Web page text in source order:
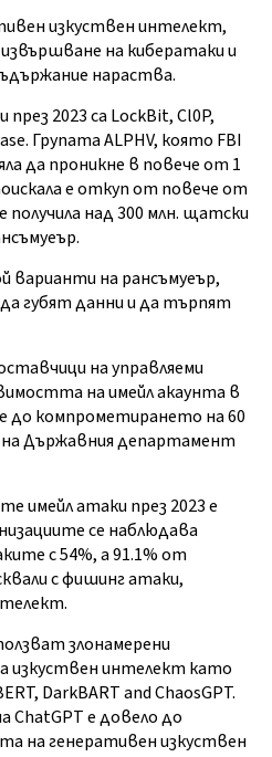
изкуствен интелект,
на кибератаки и
нараства.
2023 са LockBit, Cl0P,
Групата ALPHV, която FBI
да проникне в повече от 1
е откуп от повече от
получила над 300 млн. щатски
варианти на рансъмуеър,
губят данни и да търпят
на управляеми
на имейл акаунта в
до компрометирането на 60
на Държавния департамент
имейл атаки през 2023 е
се наблюдава
с 54%, а 91.1% от
с фишинг атаки,
злонамерени
изкуствен интелект като
DarkBART and ChaosGPT.
ChatGPT е довело до
на генеративен изкуствен